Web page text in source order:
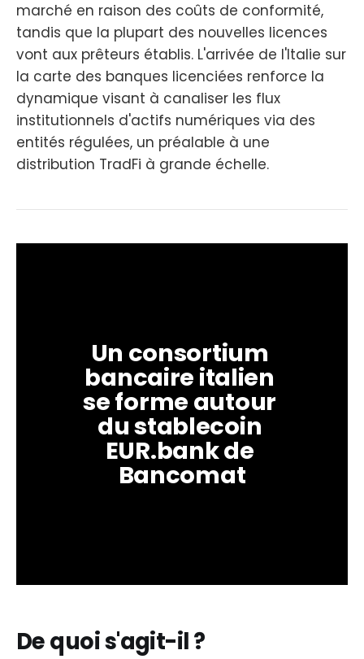
marché en raison des coûts de conformité,
tandis que la plupart des nouvelles licences
vont aux prêteurs établis. L'arrivée de l'Italie sur
la carte des banques licenciées renforce la
dynamique visant à canaliser les flux
institutionnels d'actifs numériques via des
entités régulées, un préalable à une
distribution TradFi à grande échelle.
Un consortium
bancaire italien
se forme autour
du stablecoin
EUR.bank de
Bancomat
De quoi s'agit-il ?